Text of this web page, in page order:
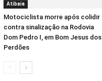
Atibaia
Motociclista morre após colidir
contra sinalização na Rodovia
Dom Pedro I, em Bom Jesus dos
Perdões